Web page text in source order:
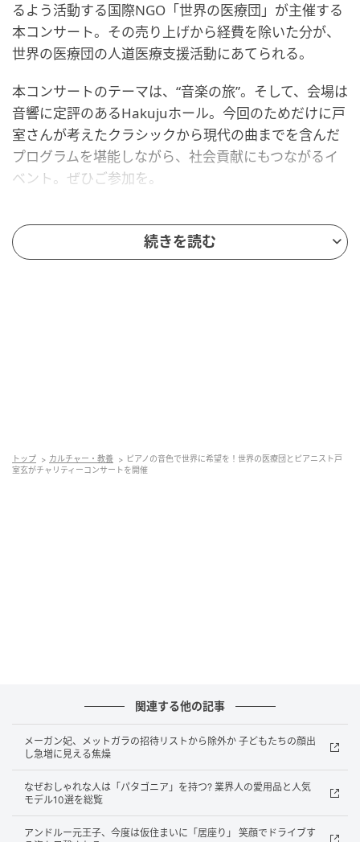
るよう活動する国際NGO「世界の医療団」が主催する
本コンサート。その売り上げから経費を除いた分が、
世界の医療団の人道医療支援活動にあてられる。
本コンサートのテーマは、“音楽の旅”。そして、会場は
音響に定評のあるHakujuホール。今回のためだけに戸
室さんが考えたクラシックから現代の曲までを含んだ
プログラムを堪能しながら、社会貢献にもつながるイ
ベント。ぜひご参加を。
ピアニスト戸室玄さんが語る、支援への想い
と音楽の力
は？
れていますし、音楽を通して支援を、そして希望を届
けたいと強く思うようになった出来事でした」
「とても残念ではありますが、今も世界各地で助けを
求めている人々が大勢います。私が演奏家としてでき
ることは、絶望する出来事があっても、最後には希望
続きを読む
トップ カルチャー・教養
ピアノの音色で世界に希望を！世界の医療団とピアニスト戸
室玄がチャリティーコンサートを開催
関連する他の記事
メーガン妃、メットガラの招待リストから除外か 子どもたちの顔出
し急増に見える焦燥
なぜおしゃれな人は「パタゴニア」を持つ? 業界人の愛用品と人気
モデル10選を総覧
アンドルー元王子、今度は仮住まいに「居座り」 笑顔でドライブす